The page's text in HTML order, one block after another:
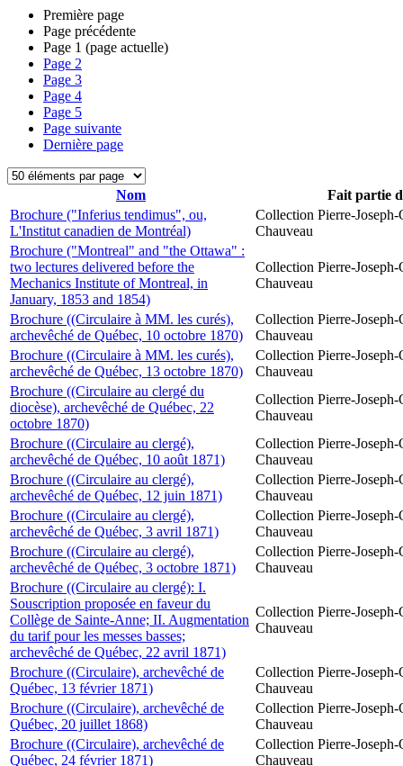
Première page
Page précédente
Page 1 (page actuelle)
Page 2
Page 3
Page 4
Page 5
Page suivante
Dernière page
Nom
Fait partie
Brochure ("Inferius tendimus", ou,
L'Institut canadien de Montréal)
Collection Pierre-
Chauveau
Brochure ("Montreal" and "the Ottawa" :
two lectures delivered before the
Mechanics Institute of Montreal, in
January, 1853 and 1854)
Collection Pierre-
Chauveau
Brochure ((Circulaire à MM. les curés),
archevêché de Québec, 10 octobre 1870)
Collection Pierre-
Chauveau
Brochure ((Circulaire à MM. les curés),
archevêché de Québec, 13 octobre 1870)
Collection Pierre-
Chauveau
Brochure ((Circulaire au clergé du
diocèse), archevêché de Québec, 22
octobre 1870)
Collection Pierre-
Chauveau
Brochure ((Circulaire au clergé),
archevêché de Québec, 10 août 1871)
Collection Pierre-
Chauveau
Brochure ((Circulaire au clergé),
archevêché de Québec, 12 juin 1871)
Collection Pierre-
Chauveau
Brochure ((Circulaire au clergé),
archevêché de Québec, 3 avril 1871)
Collection Pierre-
Chauveau
Brochure ((Circulaire au clergé),
archevêché de Québec, 3 octobre 1871)
Collection Pierre-
Chauveau
Brochure ((Circulaire au clergé): I.
Souscription proposée en faveur du
Collège de Sainte-Anne; II. Augmentation
du tarif pour les messes basses;
archevêché de Québec, 22 avril 1871)
Collection Pierre-
Chauveau
Brochure ((Circulaire), archevêché de
Québec, 13 février 1871)
Collection Pierre-
Chauveau
Brochure ((Circulaire), archevêché de
Québec, 20 juillet 1868)
Collection Pierre-
Chauveau
Brochure ((Circulaire), archevêché de
Québec, 24 février 1871)
Collection Pierre-
Chauveau